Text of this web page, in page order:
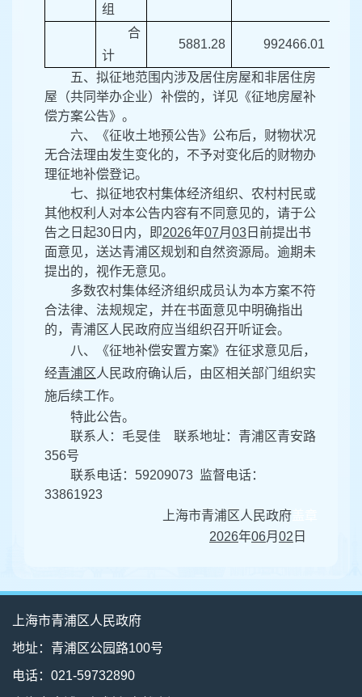
组
合
计
5881.28 992466.01
五、 拟征地范围内涉及居住房屋和非居住房
屋（共同举办企业）补偿的，详见《征地房屋补
偿方案公告》。
六、
《征收土地预公告》公布后，财物状况
无合法理由发生变化的，不予对变化后的财物办
理征地补偿登记。
七、 拟征地农村集体经济组织、农村村民或
其他权利人对本公告内容有不同意见的，请于公
告之日起30日内，即2026年07月 03 日前提出书
面意见，送达青浦区规划和自然资源局。逾期未
提出的，视作无意见。
多数农村集体经济组织成员认为本方案不符
合法律、法规规定，并在书面意见中明确指出
的， 青浦区人民政府应当组织召开听证会。
八、《征地补偿安置方案》在征求意见后，
经青浦区人民政府确认后，由区相关部门组织实
施后续工作。
特此公告。
联系人： 毛旻佳 联系地址： 青浦区青安路
356号
联系电话： 59209073 监督电话：
33861923
上海市青浦区人民政府
2026年06月 02 日
上海市青浦区人民政府
地址：青浦区公园路100号
电话：021-59732890